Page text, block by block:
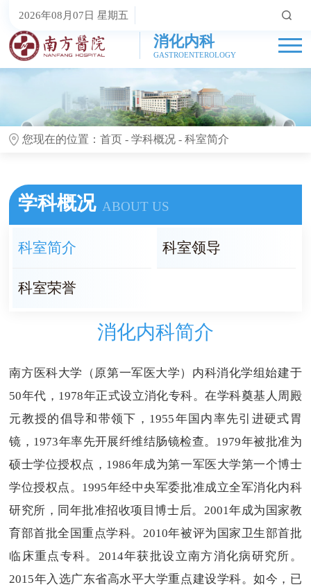
2026年08月07日 星期五
消化内科
GASTROENTEROLOGY
您现在的位置：首页 -学科概况 -科室简介
学科概况 ABOUT US
科室简介 科室领导
科室荣誉
消化内科简介
南方医科大学（原第一军医大学）内科消化学组始建于
50年代，1978年正式设立消化专科。在学科奠基人周殿
元教授的倡导和带领下，1955年国内率先引进硬式胃
镜，1973年率先开展纤维结肠镜检查。1979年被批准为
硕士学位授权点，1986年成为第一军医大学第一个博士
学位授权点。1995年经中央军委批准成立全军消化内科
研究所，同年批准招收项目博士后。2001年成为国家教
育部首批全国重点学科。2010年被评为国家卫生部首批
临床重点专科。2014年获批设立南方消化病研究所。
2015年入选广东省高水平大学重点建设学科。如今，已